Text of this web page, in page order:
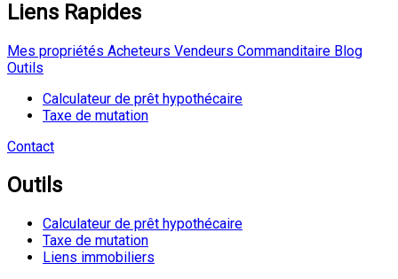
Liens Rapides
Mes propriétés Acheteurs Vendeurs Commanditaire Blog
Outils
Calculateur de prêt hypothécaire
Taxe de mutation
Contact
Outils
Calculateur de prêt hypothécaire
Taxe de mutation
Liens immobiliers